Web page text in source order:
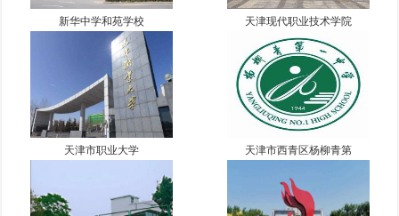
新华中学和苑学校 天津现代职业技术学院
天津市职业大学 天津市西青区杨柳青第